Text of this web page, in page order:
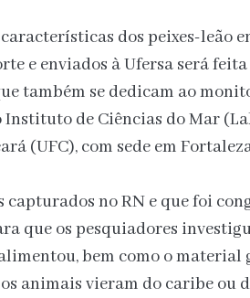
dos peixes-leão
e enviados à Ufersa será
também se dedicam ao
Instituto de Ciências do Mar
(UFC), com sede em
capturados no RN e que foi
que os pesquiadores
bem como o
animais vieram do caribe ou